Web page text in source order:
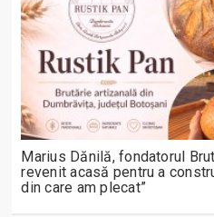
Marius Dănilă, fondatorul
revenit acasă pentru a
din care am plecat”